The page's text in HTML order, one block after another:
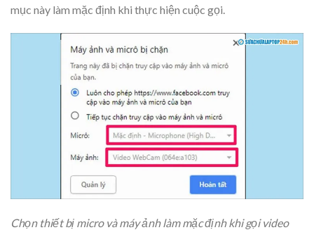
mục này làm mặc định khi thực hiện cuộc gọi.
Chọn thiết bị micro và máy ảnh làm mặc định khi gọi video